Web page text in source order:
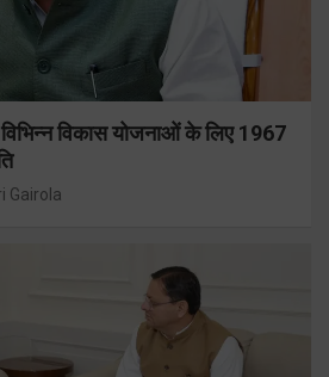
विकास योजनाओं के लिए 1967
Gairola